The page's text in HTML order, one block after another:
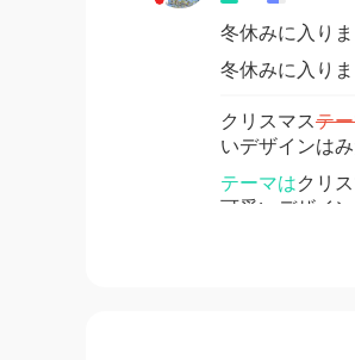
冬休みに入り
冬休みに入り
クリスマステ
いデザインは
テーマはクリ
可愛いデザイン